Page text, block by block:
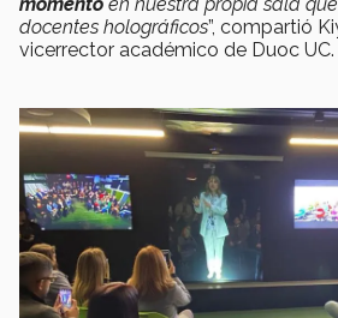
docentes holográficos”, compartió
vicerrector académico de Duoc UC.